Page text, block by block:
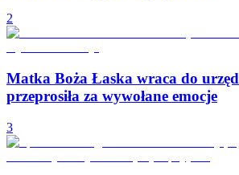
2
Matka Boża Łaska wraca do
przeprosiła za wywołane emocje
3